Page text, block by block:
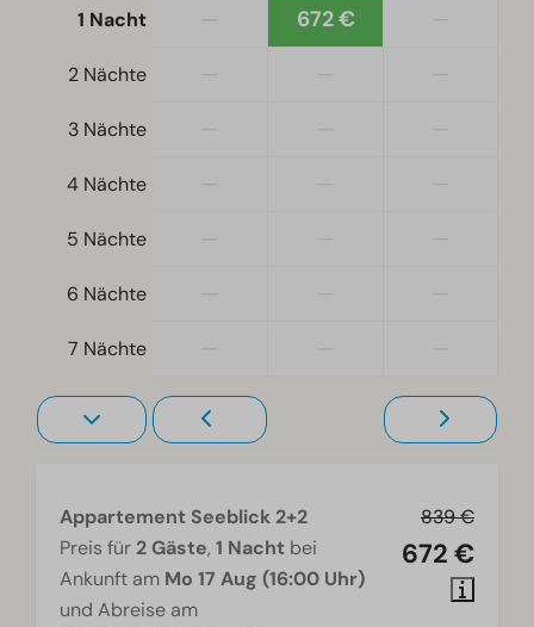
1 Nacht
672 €
2 Nächte
3 Nächte
4 Nächte
5 Nächte
6 Nächte
7 Nächte
839 €
672 €
Appartement Seeblick 2+2
Preis für 2 Gäste, 1 Nacht bei
Ankunft am Mo 17 Aug (16:00 Uhr)
und Abreise am